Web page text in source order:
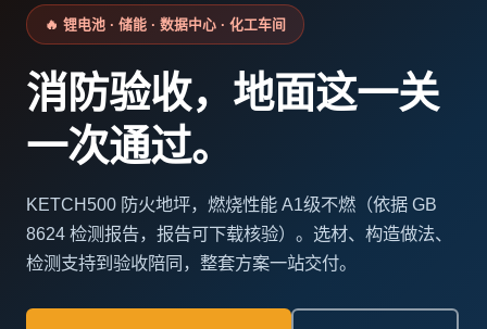
🔥 锂电池 · 储能 · 数据中心 · 化工车间
消防验收，地面这一关
一次通过。
KETCH500 防火地坪，燃烧性能 A1级不燃（依据 GB
8624 检测报告，报告可下载核验）。选材、构造做法、
检测支持到验收陪同，整套方案一站交付。